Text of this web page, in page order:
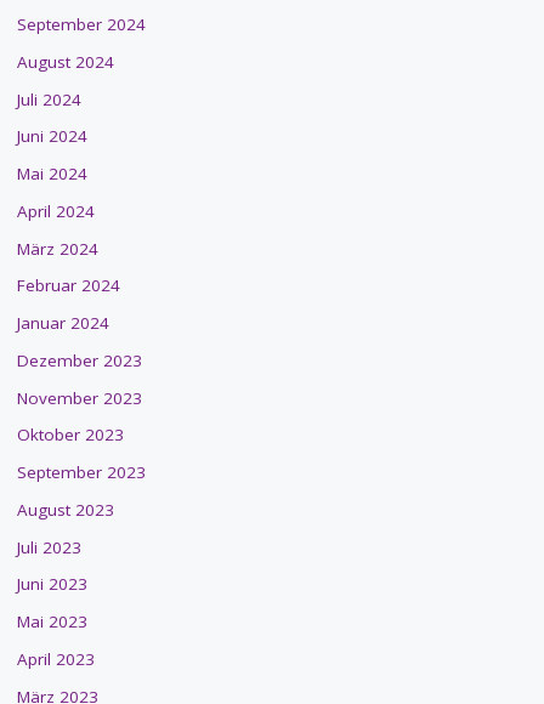
September 2024
August 2024
Juli 2024
Juni 2024
Mai 2024
April 2024
März 2024
Februar 2024
Januar 2024
Dezember 2023
November 2023
Oktober 2023
September 2023
August 2023
Juli 2023
Juni 2023
Mai 2023
April 2023
März 2023